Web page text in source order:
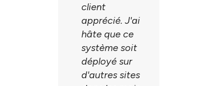
client
apprécié. J'ai
hâte que ce
système soit
déployé sur
d'autres sites